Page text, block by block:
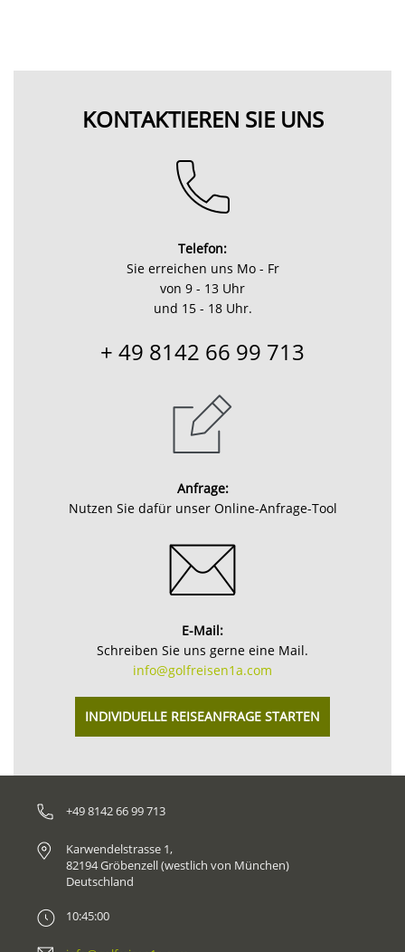
KONTAKTIEREN SIE UNS
Telefon:
Sie erreichen uns Mo - Fr
von 9 - 13 Uhr
und 15 - 18 Uhr.
+ 49 8142 66 99 713
Anfrage:
Nutzen Sie dafür unser Online-Anfrage-Tool
E-Mail:
Schreiben Sie uns gerne eine Mail.
info@golfreisen1a.com
INDIVIDUELLE REISEANFRAGE STARTEN
+49 8142 66 99 713
Karwendelstrasse 1,
82194 Gröbenzell (westlich von München)
Deutschland
10:45:00